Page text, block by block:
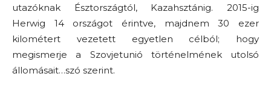
utazóknak Észtországtól, Kazahsztánig. 2015-ig
Herwig 14 országot érintve, majdnem 30 ezer
kilométert vezetett egyetlen célból; hogy
megismerje a Szovjetunió történelmének utolsó
állomásait…szó szerint.